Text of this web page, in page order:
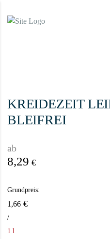
KREIDEZEIT
BLEIFREI
ab
8,29 €
Grundpreis:
1,66 €
/
1 l